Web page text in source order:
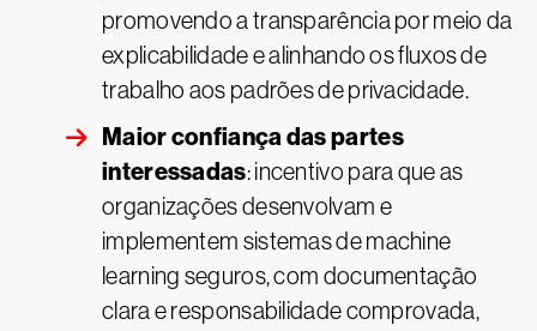
promovendo a transparência por meio da
explicabilidade e alinhando os fluxos de
trabalho aos padrões de privacidade.
Maior confiança das partes
interessadas: incentivo para que as
organizações desenvolvam e
implementem sistemas de machine
learning seguros, com documentação
clara e responsabilidade comprovada,